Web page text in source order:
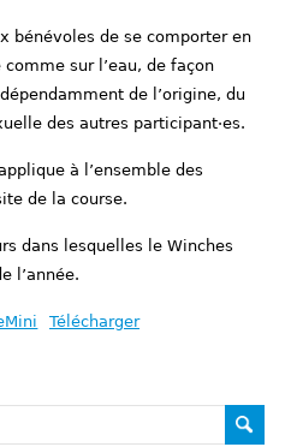
bénévoles de se comporter en
sur l’eau, de façon
de l’origine, du
des autres participant·es.
à l’ensemble des
de la course.
dans lesquelles le Winches
l’année.
Télécharger